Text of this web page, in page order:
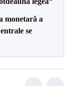
monetară a
se